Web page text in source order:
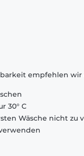
empfehlen
30° C
Wäsche nicht zu